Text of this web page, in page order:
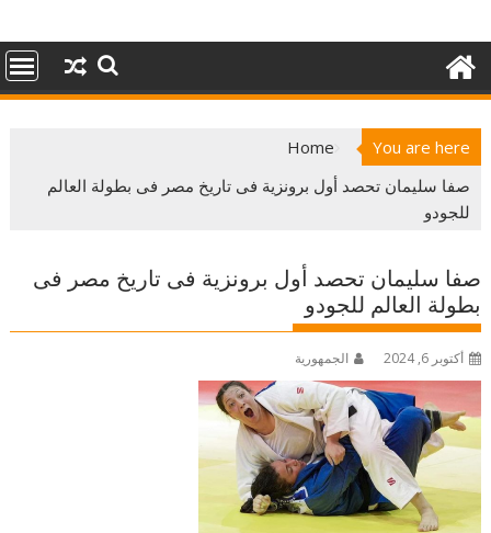
You are here
Home
صفا سليمان تحصد أول برونزية فى تاريخ مصر فى بطولة العالم
للجودو
صفا سليمان تحصد أول برونزية فى تاريخ مصر فى
بطولة العالم للجودو
أكتوبر 6, 2024 الجمهورية